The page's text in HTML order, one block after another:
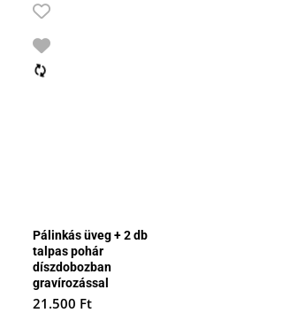
Pálinkás üveg + 2 db
talpas pohár
díszdobozban
gravírozással
21.500 Ft